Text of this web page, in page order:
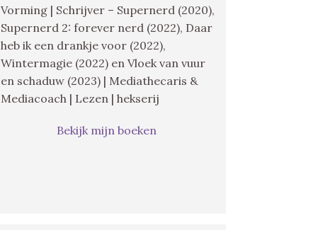
Vorming | Schrijver – Supernerd (2020),
Supernerd 2: forever nerd (2022), Daar
heb ik een drankje voor (2022),
Wintermagie (2022) en Vloek van vuur
en schaduw (2023) | Mediathecaris &
Mediacoach | Lezen | hekserij
Bekijk mijn boeken